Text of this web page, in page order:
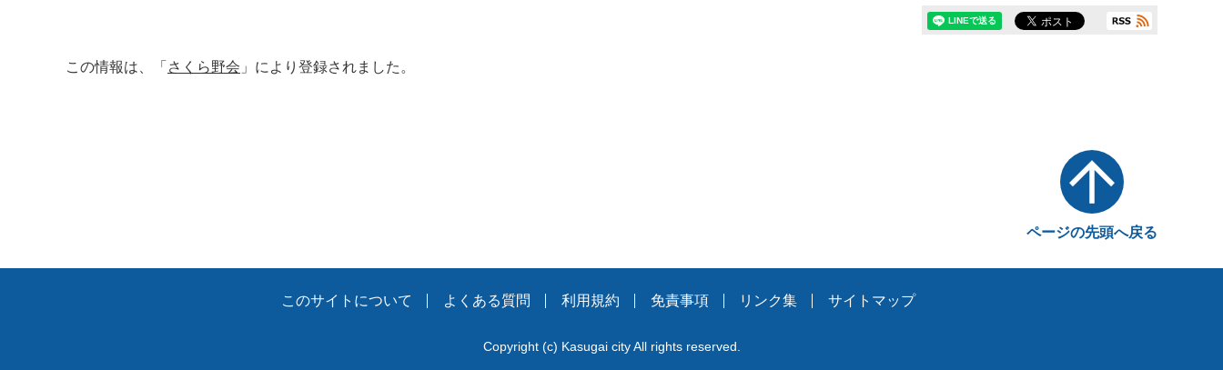
この情報は、「 さくら野会 」により登録されました。
ページの先頭へ戻る
このサイトについて よくある質問 利用規約 免責事項 リンク集 サイトマップ
Copyright (c) Kasugai city All rights reserved.